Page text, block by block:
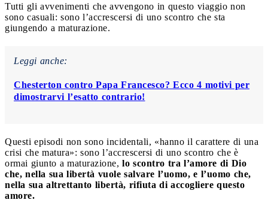
Tutti gli avvenimenti che avvengono in questo viaggio non
sono casuali: sono l’accrescersi di uno scontro che sta
giungendo a maturazione.
Leggi anche:
Chesterton contro Papa Francesco? Ecco 4 motivi per
dimostrarvi l’esatto contrario!
Questi episodi non sono incidentali, «hanno il carattere di una
crisi che matura»: sono l’accrescersi di uno scontro che è
ormai giunto a maturazione, lo scontro tra l’amore di Dio
che, nella sua libertà vuole salvare l’uomo, e l’uomo che,
nella sua altrettanto libertà, rifiuta di accogliere questo
amore.